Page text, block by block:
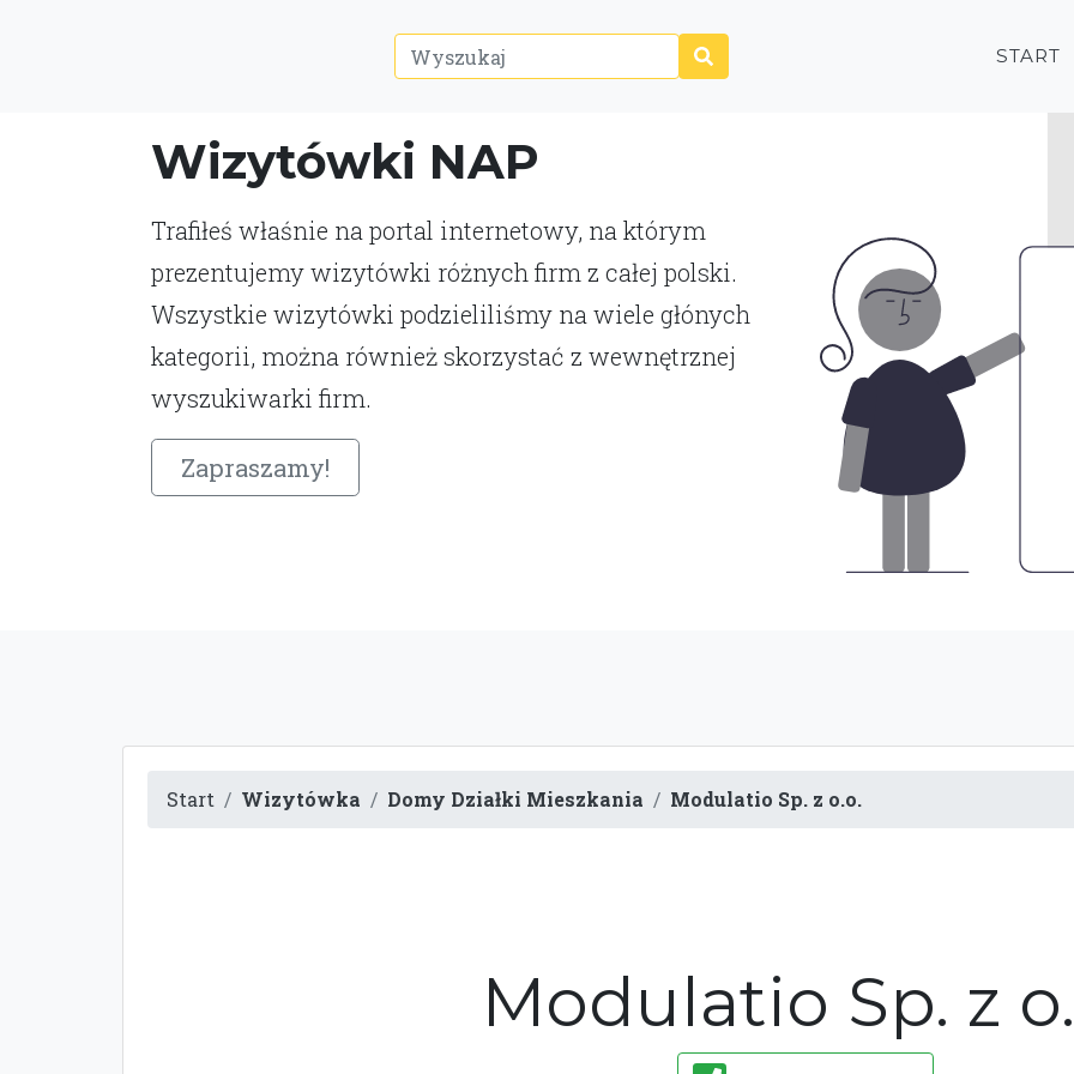
Wizytówki NAP
Trafiłeś właśnie na portal internetowy, na którym
prezentujemy wizytówki różnych firm z całej polski.
Wszystkie wizytówki podzieliliśmy na wiele głónych
kategorii, można również skorzystać z wewnętrznej
wyszukiwarki firm.
Zapraszamy!
START
Start Wizytówka Domy Działki Mieszkania Modulatio Sp. z o.o.
Modulatio Sp. z